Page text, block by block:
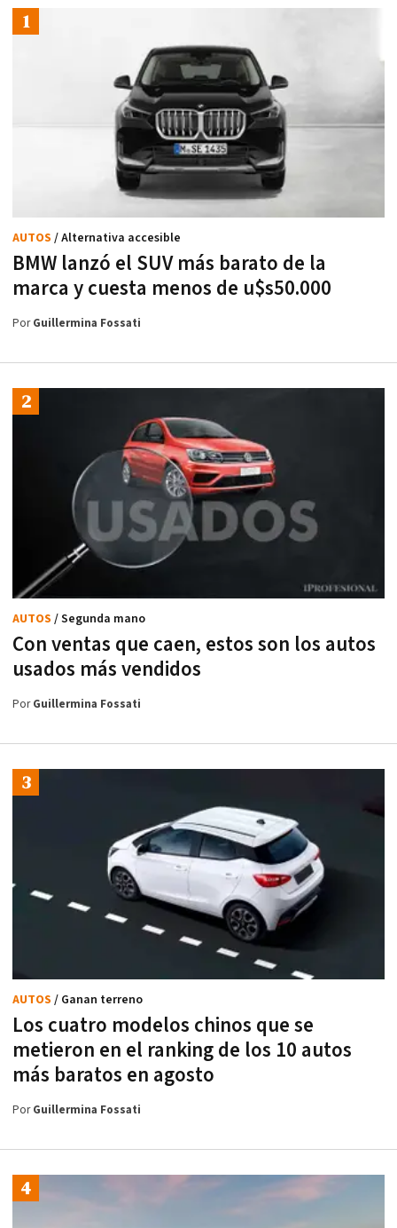
BMW lanzó el SUV más barato de la
marca y cuesta menos de u$s50.000
AUTOS / Alternativa accesible
PorGuillermina Fossati
Con ventas que caen, estos son los autos
usados más vendidos
AUTOS / Segunda mano
PorGuillermina Fossati
Los cuatro modelos chinos que se
metieron en el ranking de los 10 autos
más baratos en agosto
AUTOS / Ganan terreno
PorGuillermina Fossati